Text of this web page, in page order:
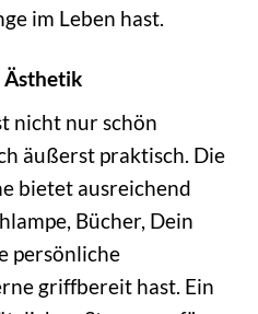
im Leben hast.
nicht nur schön
äußerst praktisch. Die
bietet ausreichend
Bücher, Dein
persönliche
griffbereit hast. Ein